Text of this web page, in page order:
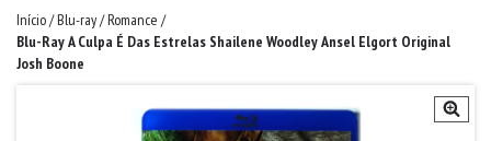
Início/Blu-ray/Romance /
Blu-Ray A Culpa É Das Estrelas Shailene Woodley Ansel Elgort Original
Josh Boone